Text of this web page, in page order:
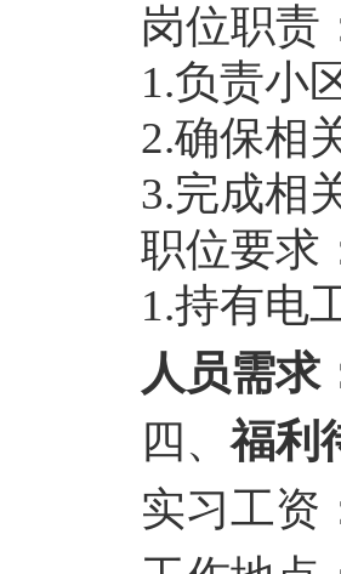
岗位职责
1.负责小
2.确保相
3.完成相
职位要求
1.持有电
人员需求
四、福利
实习工资